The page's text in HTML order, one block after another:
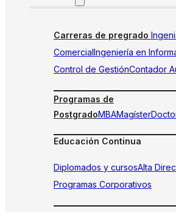
Carreras de pregrado
ComercialIngeniería en
Control de GestiónContador
Programas de
PostgradoMBAMagíster
Educación Continua
Diplomados y cursosAlta
Programas Corporativos